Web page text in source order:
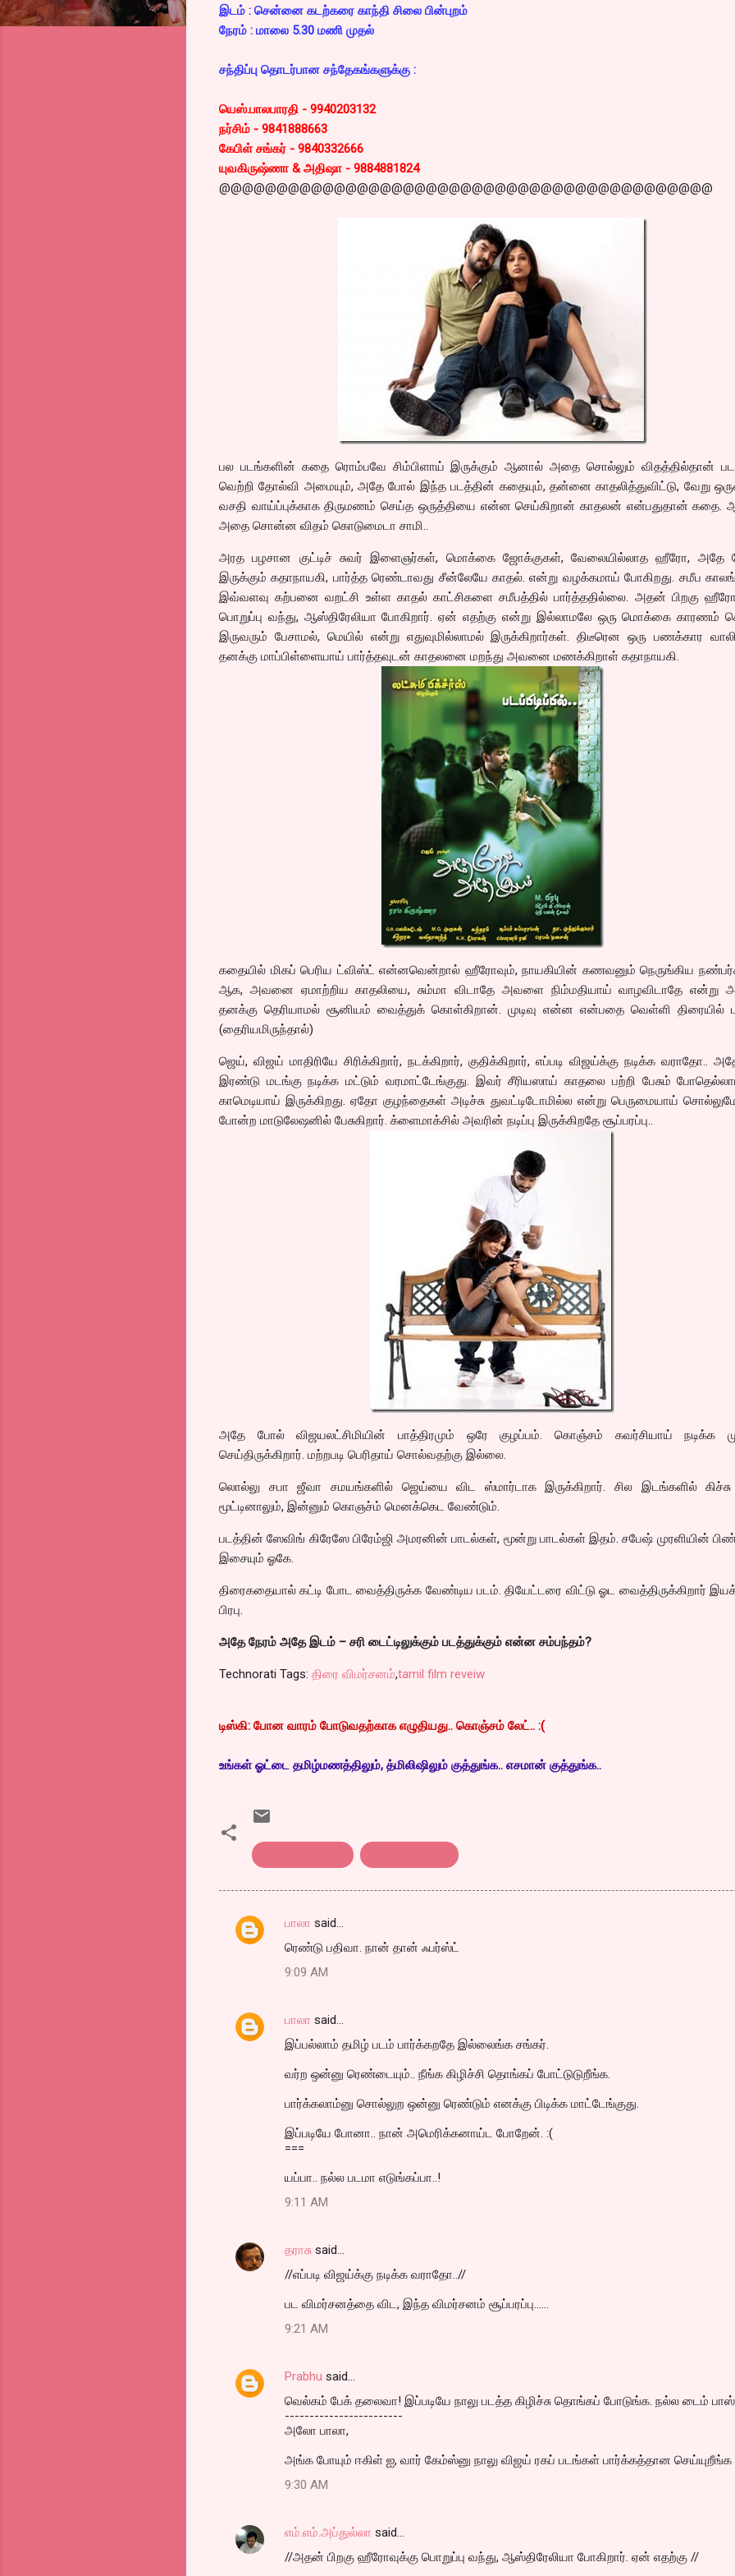
இடம் : சென்னை கடற்கரை காந்தி சிலை பின்புறம்
நேரம் : மாலை 5.30 மணி முதல்
சந்திப்பு தொடர்பான சந்தேகங்களுக்கு :
யெஸ்.பாலபாரதி - 9940203132
நர்சிம் - 9841888663
கேபிள் சங்கர் - 9840332666
யுவகிருஷ்ணா & அதிஷா - 9884881824
@@@@@@@@@@@@@@@@@@@@@@@@@@@@@@@@@@@@@@@@@@@
பல படங்களின் கதை ரொம்பவே சிம்பிளாய் இருக்கும் ஆனால் அதை சொல்லும் விதத்தில்தான்
வெற்றி தோல்வி அமையும், அதே போல் இந்த படத்தின் கதையும், தன்னை காதலித்துவிட்டு, வேறு
வசதி வாய்ப்புக்காக திருமணம் செய்த ஒருத்தியை என்ன செய்கிறான் காதலன் என்பதுதான் கதை.
அதை சொன்ன விதம் கொடுமைடா சாமி..
அரத பழசான குட்டிச் சுவர் இளைஞர்கள், மொக்கை ஜோக்குகள், வேலையில்லாத ஹீரோ, அதே
இருக்கும் கதாநாயகி, பார்த்த ரெண்டாவது சீன்லேயே காதல். என்று வழக்கமாய் போகிறது. சமீப
இவ்வளவு கற்பனை வறட்சி உள்ள காதல் காட்சிகளை சமீபத்தில் பார்த்ததில்லை. அதன் பிறகு
பொறுப்பு வந்து, ஆஸ்திரேலியா போகிறார். ஏன் எதற்கு என்று இல்லாமலே ஒரு மொக்கை காரணம்
இருவரும் பேசாமல், மெயில் என்று எதுவுமில்லாமல் இருக்கிறார்கள். திடீரென ஒரு பணக்கார
தனக்கு மாப்பிள்ளையாய் பார்த்தவுடன் காதலனை மறந்து அவனை மணக்கிறாள் கதாநாயகி.
கதையில் மிகப் பெரிய ட்விஸ்ட் என்னவென்றால் ஹீரோவும், நாயகியின் கணவனும் நெருங்கிய
ஆக, அவனை ஏமாற்றிய காதலியை, சும்மா விடாதே அவளை நிம்மதியாய் வாழவிடாதே என்று
தனக்கு தெரியாமல் சூனியம் வைத்துக் கொள்கிறான். முடிவு என்ன என்பதை வெள்ளி திரையில்
(தைரியமிருந்தால்)
ஜெய், விஜய் மாதிரியே சிரிக்கிறார், நடக்கிறார், குதிக்கிறார், எப்படி விஜய்க்கு நடிக்க வராதோ..
இரண்டு மடங்கு நடிக்க மட்டும் வரமாட்டேங்குது. இவர் சீரியஸாய் காதலை பற்றி பேசும்
காமெடியாய் இருக்கிறது. ஏதோ குழந்தைகள் அடிச்சு துவட்டிடோமில்ல என்று பெருமையாய்
போன்ற மாடுலேஷனில் பேசுகிறார். க்ளைமாக்சில் அவரின் நடிப்பு இருக்கிறதே சூப்பரப்பு..
அதே போல் விஜயலட்சிமியின் பாத்திரமும் ஒரே குழப்பம். கொஞ்சம் கவர்சியாய் நடிக்க
செய்திருக்கிறார். மற்றபடி பெரிதாய் சொல்வதற்கு இல்லை.
லொல்லு சபா ஜீவா சமயங்களில் ஜெய்யை விட ஸ்மார்டாக இருக்கிறார். சில இடங்களில் கிச்சு
மூட்டினாலும், இன்னும் கொஞச்ம் மெனக்கெட வேண்டும்.
படத்தின் ஸேவிங் கிரேஸே பிரேம்ஜி அமரனின் பாடல்கள், மூன்று பாடல்கள் இதம். சபேஷ் முரளியின்
இசையும் ஓகே.
திரைகதையால் கட்டி போட வைத்திருக்க வேண்டிய படம். தியேட்டரை விட்டு ஓட வைத்திருக்கிறார்
பிரபு.
அதே நேரம் அதே இடம் – சரி டைட்டிலுக்கும் படத்துக்கும் என்ன சம்பந்தம்?
Technorati Tags: திரை விமர்சனம்,tamil film reveiw
டிஸ்கி: போன வாரம் போடுவதற்காக எழுதியது.. கொஞ்சம் லேட்.. :(
உங்கள் ஓட்டை தமிழ்மணத்திலும், த்மிலிஷிலும் குத்துங்க.. எசமான் குத்துங்க..
C
e
பாலா said…
ரெண்டு பதிவா. நான் தான் ஃபர்ஸ்ட்
9:09 AM
பாலா said…
இப்பல்லாம் தமிழ் படம் பார்க்கறதே இல்லைங்க சங்கர்.
வர்ற ஒன்னு ரெண்டையும்.. நீங்க கிழிச்சி தொங்கப் போட்டுடுறீங்க.
பார்க்கலாம்னு சொல்லுற ஒன்னு ரெண்டும் எனக்கு பிடிக்க மாட்டேங்குது.
இப்படியே போனா.. நான் அமெரிக்கனாய்ட போறேன். :(
===
யப்பா.. நல்ல படமா எடுங்கப்பா..!
9:11 AM
தராசு said…
//எப்படி விஜய்க்கு நடிக்க வராதோ..//
பட விமர்சனத்தை விட, இந்த விமர்சனம் சூப்பரப்பு......
9:21 AM
Prabhu said…
வெல்கம் பேக் தலைவா! இப்படியே நாலு படத்த கிழிச்சு தொங்கப் போடுங்க. நல்ல டைம் பாஸ்
------------------------
அலோ பாலா,
அங்க போயும் ஈகிள் ஐ, வார் கேம்ஸ்னு நாலு விஜய் ரகப் படங்கள் பார்க்கத்தான செய்யுறீங்க
9:30 AM
எம்.எம்.அப்துல்லா said…
//அதன் பிறகு ஹீரோவுக்கு பொறுப்பு வந்து, ஆஸ்திரேலியா போகிறார். ஏன் எதற்கு //